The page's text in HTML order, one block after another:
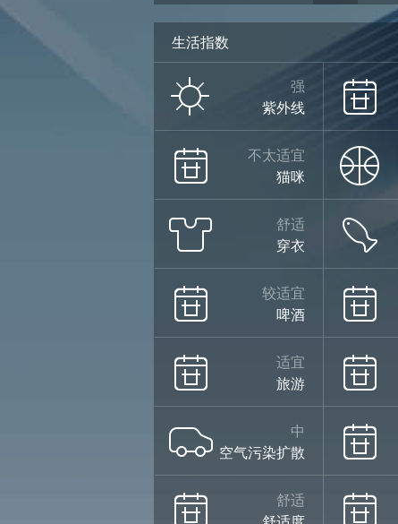
生活指数
强
紫外线
不太适宜
猫咪
舒适
穿衣
较适宜
啤酒
适宜
旅游
中
空气污染扩散
舒适